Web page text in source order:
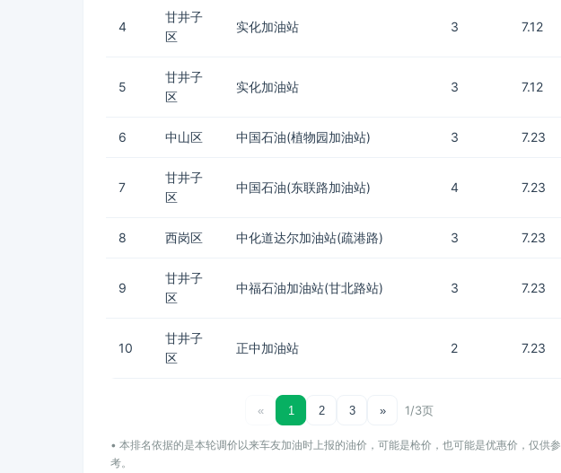
4
甘井子
区
实化加油站 3 7.12
5
甘井子
区
实化加油站 3 7.12
6 中山区 中国石油(植物园加油站) 3 7.23
7
甘井子
区
中国石油(东联路加油站) 4 7.23
8 西岗区 中化道达尔加油站(疏港路) 3 7.23
9
甘井子
区
中福石油加油站(甘北路站) 3 7.23
10
甘井子
区
正中加油站 2 7.23
« 1 2 3 » 1/3页
• 本排名依据的是本轮调价以来车友加油时上报的油价，可能是枪价，也可能是优惠价，仅供参
考。